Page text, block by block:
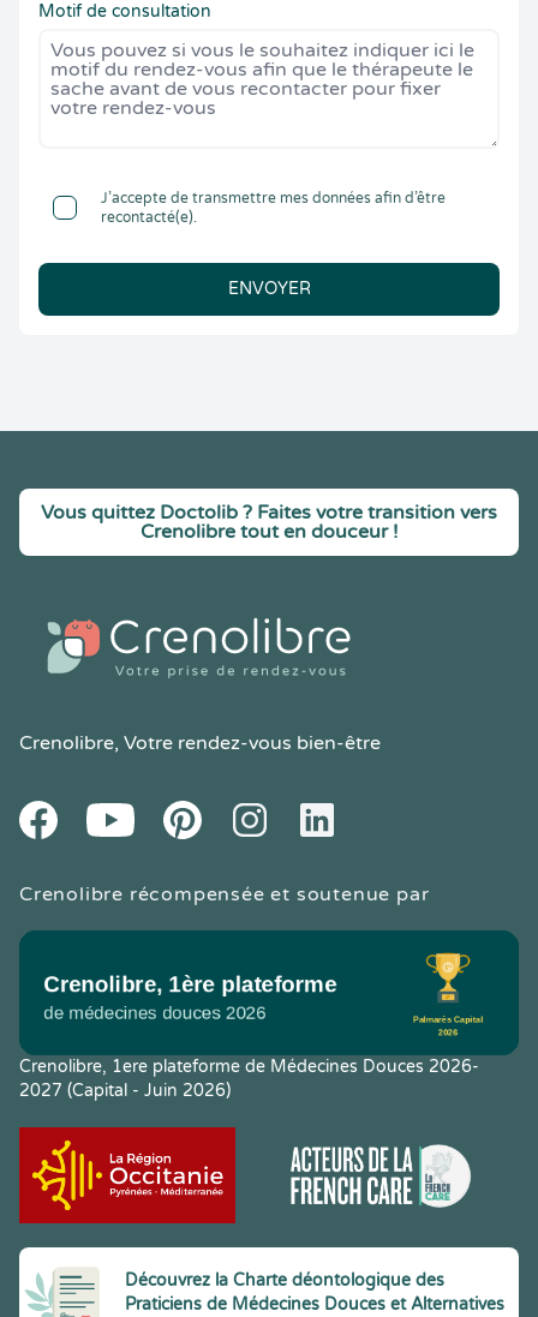
Motif de consultation
J’accepte de transmettre mes données afin d’être
recontacté(e).
ENVOYER
Vous quittez Doctolib ? Faites votre transition vers
Crenolibre tout en douceur !
Crenolibre, Votre rendez-vous bien-être
FacebookYoutube PinteresetInstagramLinkedIn
Crenolibre récompensée et soutenue par
Crenolibre, 1ere plateforme de Médecines Douces 2026-
2027 (Capital - Juin 2026)
Découvrez la Charte déontologique des
Praticiens de Médecines Douces et Alternatives